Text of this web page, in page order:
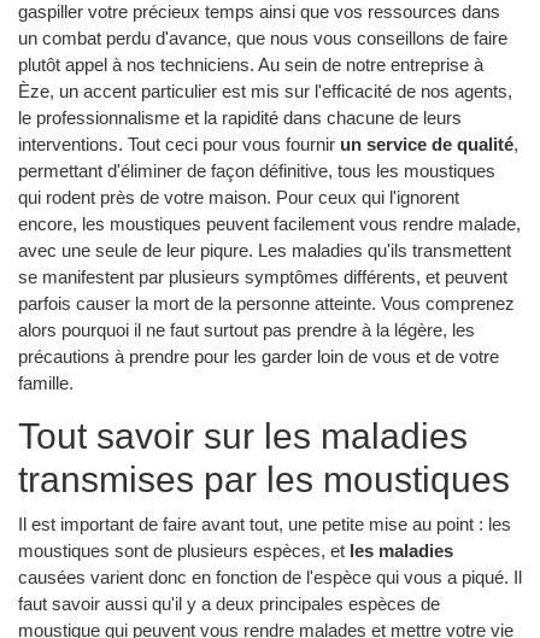
gaspiller votre précieux temps ainsi que vos ressources dans
un combat perdu d'avance, que nous vous conseillons de faire
plutôt appel à nos techniciens. Au sein de notre entreprise à
Èze, un accent particulier est mis sur l'efficacité de nos agents,
le professionnalisme et la rapidité dans chacune de leurs
interventions. Tout ceci pour vous fournir un service de qualité,
permettant d'éliminer de façon définitive, tous les moustiques
qui rodent près de votre maison. Pour ceux qui l'ignorent
encore, les moustiques peuvent facilement vous rendre malade,
avec une seule de leur piqure. Les maladies qu'ils transmettent
se manifestent par plusieurs symptômes différents, et peuvent
parfois causer la mort de la personne atteinte. Vous comprenez
alors pourquoi il ne faut surtout pas prendre à la légère, les
précautions à prendre pour les garder loin de vous et de votre
famille.
Tout savoir sur les maladies
transmises par les moustiques
Il est important de faire avant tout, une petite mise au point : les
moustiques sont de plusieurs espèces, et les maladies
causées varient donc en fonction de l'espèce qui vous a piqué. Il
faut savoir aussi qu'il y a deux principales espèces de
moustique qui peuvent vous rendre malades et mettre votre vie